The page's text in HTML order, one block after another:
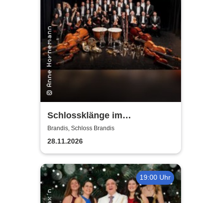
Schlossklänge im
Kerzenschein -
Adventskonzert
Brandis, Schloss Brandis
28.11.2026
19:00 Uhr